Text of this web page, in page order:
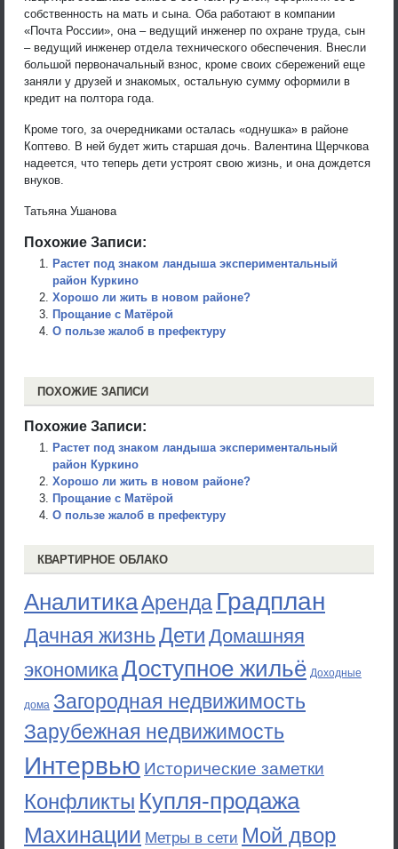
собственность на мать и сына. Оба работают в компании
«Почта России», она – ведущий инженер по охране труда, сын
– ведущий инженер отдела технического обеспечения. Внесли
большой первоначальный взнос, кроме своих сбережений еще
заняли у друзей и знакомых, остальную сумму оформили в
кредит на полтора года.
Кроме того, за очередниками осталась «однушка» в районе
Коптево. В ней будет жить старшая дочь. Валентина Щерчкова
надеется, что теперь дети устроят свою жизнь, и она дождется
внуков.
Татьяна Ушанова
Похожие Записи:
Растет под знаком ландыша экспериментальный
район Куркино
Хорошо ли жить в новом районе?
Прощание с Матёрой
О пользе жалоб в префектуру
ПОХОЖИЕ ЗАПИСИ
Похожие Записи:
Растет под знаком ландыша экспериментальный
район Куркино
Хорошо ли жить в новом районе?
Прощание с Матёрой
О пользе жалоб в префектуру
КВАРТИРНОЕ ОБЛАКО
АналитикаАренда Градплан
Дачная жизньДети Домашняя
экономикаДоступное жильё Доходные
дома Загородная недвижимость
Зарубежная недвижимость
Интервью Исторические заметки
Конфликты Купля-продажа
Махинации Метры в сети Мой двор